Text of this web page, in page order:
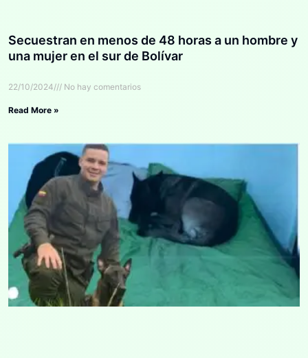
Secuestran en menos de 48 horas a un hombre y
una mujer en el sur de Bolívar
22/10/2024 No hay comentarios
Read More »